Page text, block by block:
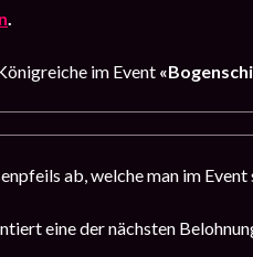
im Event
ab, welche man im Event
eine der nächsten